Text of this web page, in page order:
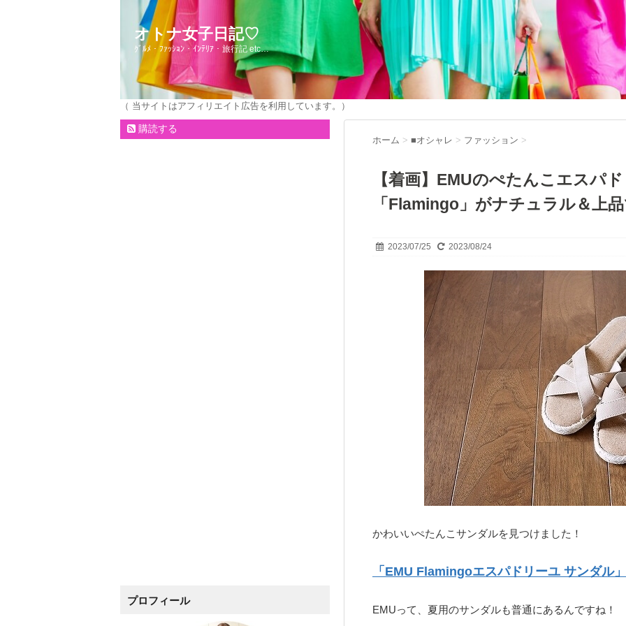
オトナ女子日記♡
ｸﾞﾙﾒ・ﾌｧｯｼｮﾝ・ｲﾝﾃﾘｱ・旅行記 etc…
（ 当サイトはアフィリエイト広告を利用しています。）
ホーム > ■オシャレ > ファッション >
【着画】EMUのぺたんこエスパ
「Flamingo」がナチュラル＆上
2023/07/25 2023/08/24
かわいいぺたんこサンダルを見つけました！
「EMU Flamingoエスパドリーユ サンダル」
EMUって、夏用のサンダルも普通にあるんですね！
購読する
プロフィール